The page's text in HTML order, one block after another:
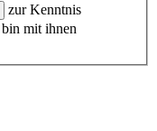
zur Kenntnis
bin mit ihnen